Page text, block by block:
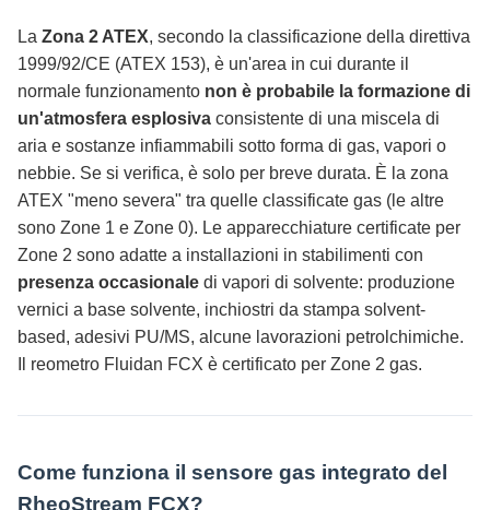
La Zona 2 ATEX, secondo la classificazione della direttiva
1999/92/CE (ATEX 153), è un'area in cui durante il
normale funzionamento non è probabile la formazione di
un'atmosfera esplosiva consistente di una miscela di
aria e sostanze infiammabili sotto forma di gas, vapori o
nebbie. Se si verifica, è solo per breve durata. È la zona
ATEX "meno severa" tra quelle classificate gas (le altre
sono Zone 1 e Zone 0). Le apparecchiature certificate per
Zone 2 sono adatte a installazioni in stabilimenti con
presenza occasionale di vapori di solvente: produzione
vernici a base solvente, inchiostri da stampa solvent-
based, adesivi PU/MS, alcune lavorazioni petrolchimiche.
Il reometro Fluidan FCX è certificato per Zone 2 gas.
Come funziona il sensore gas integrato del
RheoStream FCX?